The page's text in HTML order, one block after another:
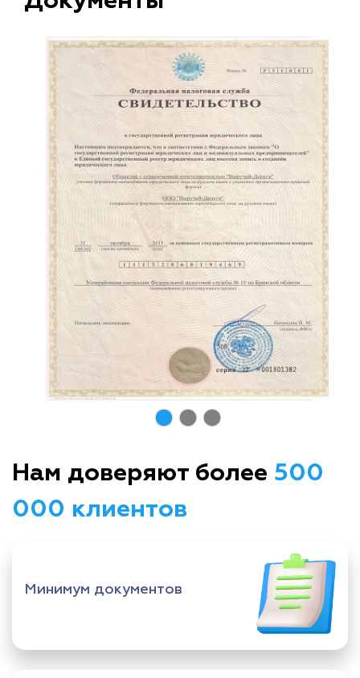
Нам доверяют более 500
000 клиентов
Минимум документов